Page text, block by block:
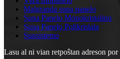
Malgranda suna panelo
Suna Panelo Monokristalino
Suna Panelo Polikristala
Sunsistemo
Lasu al ni vian retpoŝtan adreson por